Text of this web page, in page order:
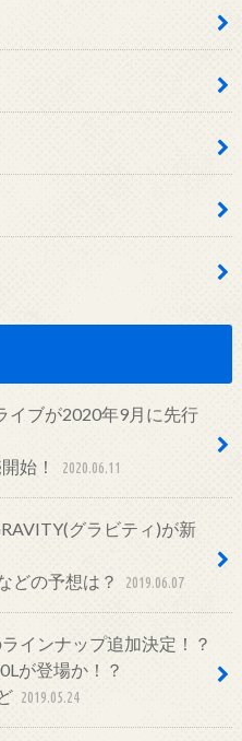
イブが2020年9月に先行
始！
2020.06.11
グラビティ)が新
どの予想は？
2019.06.07
インナップ追加決定！？
が登場か！？
2019.05.24